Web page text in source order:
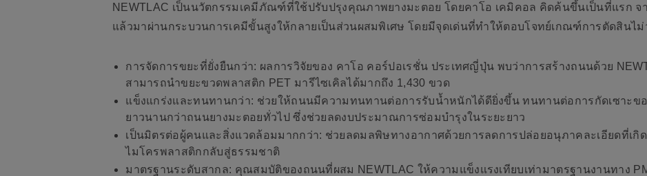
NEWTLAC เป็นนวัตกรรมเคมีภัณฑ์ที่ใช้ปรับปรุงคุณภาพยางมะตอย โดยคาโอ เคมิคอล คิดค้นขึ้นเป็นที่แรก จ
แล้วมาผ่านกระบวนการเคมีขั้นสูงให้กลายเป็นส่วนผสมพิเศษ โดยมีจุดเด่นที่ทำให้ตอบโจทย์เกณฑ์การตัดสินไม่
การจัดการขยะที่ยั่งยืนกว่า: ผลการวิจัยของ คาโอ คอร์ปอเรชั่น ประเทศญี่ปุ่น พบว่าการสร้างถนนด้วย
สามารถนำขยะขวดพลาสติก PET มารีไซเคิลได้มากถึง 1,430 ขวด
แข็งแกร่งและทนทานกว่า: ช่วยให้ถนนมีความทนทานต่อการรับน้ำหนักได้ดียิ่งขึ้น ทนทานต่อการกัดเซาะขอ
ยาวนานกว่าถนนยางมะตอยทั่วไป ซึ่งช่วยลดงบประมาณการซ่อมบำรุงในระยะยาว
เป็นมิตรต่อผู้คนและสิ่งแวดล้อมมากกว่า: ช่วยลดมลพิษทางอากาศด้วยการลดการปล่อยอนุภาคละเอียดที่เกิ
ไมโครพลาสติกกลับสู่ธรรมชาติ
มาตรฐานระดับสากล: คุณสมบัติของถนนที่ผสม NEWTLAC ให้ความแข็งแรงเทียบเท่ามาตรฐานงานทาง